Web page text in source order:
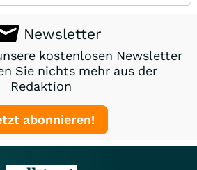
Newsletter
kostenlosen Newsletter
Sie nichts mehr aus der
Redaktion
abonnieren!